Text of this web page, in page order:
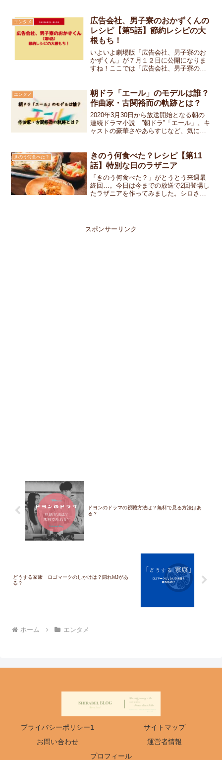
のゲイカップルのほのぼのとした日常を
描いたドラマとは…！...
エンタメ
広告会社、男子寮のおかずくんの
レシピ【第5話】節約レシピの大
根もち！
いよいよ劇場版「広告会社、男子寮のお
かずくん」が７月１２日に公開になりま
すね！ここでは「広告会社、男子寮のお
ィナー編」の大根もちを作ってみたいと
思います！「広告会社、男...
エンタメ
朝ドラ「エール」のモデルは誰？
作曲家・古関裕而の軌跡とは？
2020年3月30日から放送開始となる朝の
連続ドラマ小説 ”朝ドラ”「エール」。キ
ャストの豪華さやあらすじなど、気にな
関裕而こせきゆうじについて調べてまと
めてみました。
きのう何食べた？
きのう何食べた？レシピ【第11
話】特別な日のラザニア
「きのう何食べた？」がとうとう来週最
終回…。今日は今までの放送で2回登場し
たラザニアを作ってみました。シロさん
とに。きのうも泣いてし...
スポンサーリンク
ドヨンのドラマの視聴方法は？無料で見る方法はあ
る？
どうする家康 ロゴマークのしかけは？隠れMJがあ
る？
ホーム エンタメ
プライバシーポリシー1
サイトマップ
お問い合わせ
運営者情報
プロフィール